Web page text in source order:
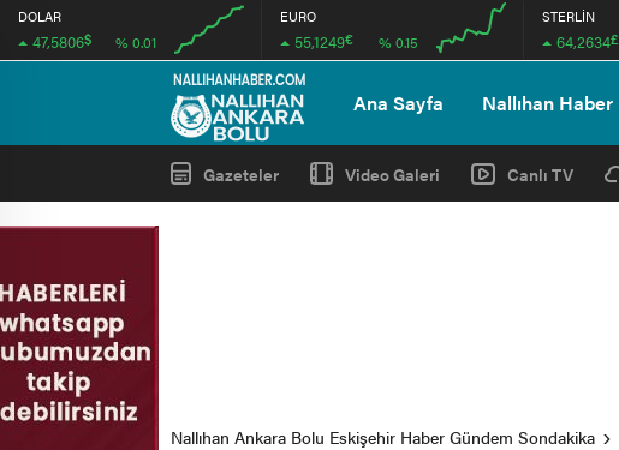
DOLAR
47,5806$ % 0.01
00:00 00:00
EURO
55,1249€ % 0.15
STERLİN
64,2634£
Ana Sayfa Nallıhan Haber
Gazeteler Video Galeri Canlı TV
Nallıhan Ankara Bolu Eskişehir Haber Gündem Sondakika